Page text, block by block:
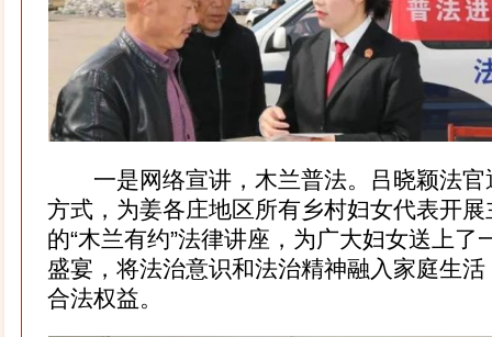
一是网络宣讲，木兰普法。吕晓颖法官
方式，为姜各庄地区所有乡村妇女代表开
的“木兰有约”法律讲座，为广大妇女送上了
盛宴，将法治意识和法治精神融入家庭生
合法权益。